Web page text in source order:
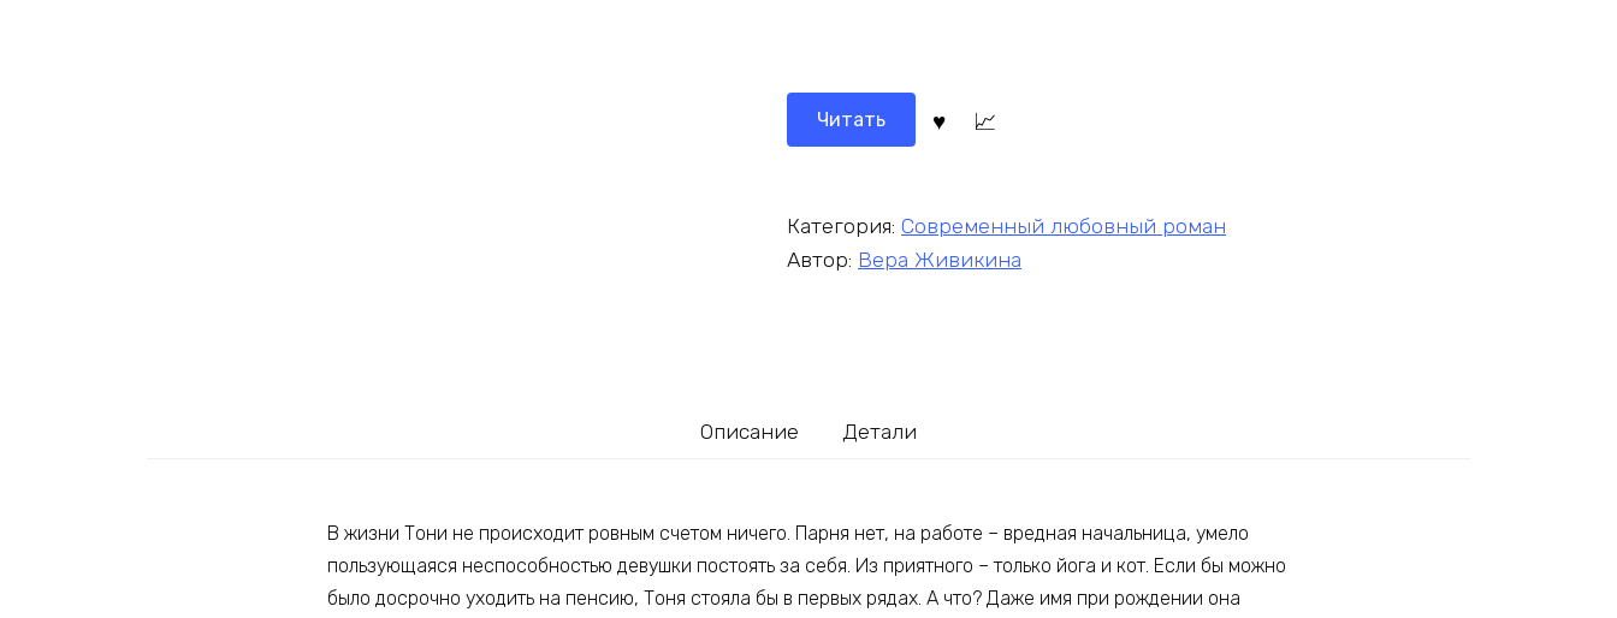
Читать
Категория: Современный любовный роман
Автор: Вера Живикина
Описание Детали
В жизни Тони не происходит ровным счетом ничего. Парня нет, на работе – вредная начальница, умело
пользующаяся неспособностью девушки постоять за себя. Из приятного – только йога и кот. Если бы можно
было досрочно уходить на пенсию, Тоня стояла бы в первых рядах. А что? Даже имя при рождении она